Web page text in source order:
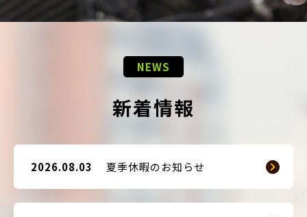
NEWS
新着情報
2026.08.03 夏季休暇のお知らせ